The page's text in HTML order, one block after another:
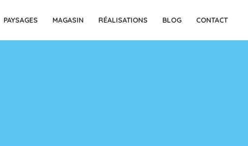
PAYSAGES MAGASIN RÉALISATIONS BLOG CONTACT